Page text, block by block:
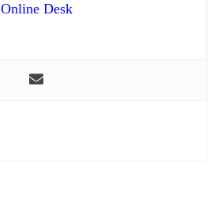
Online Desk